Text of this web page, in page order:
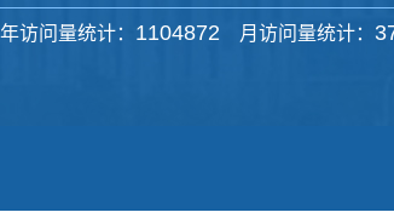
年访问量统计： 1104872 月访问量统计：